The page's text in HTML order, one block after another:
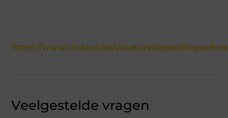
https://www.vindazo.be/vacatures/
Veelgestelde vragen